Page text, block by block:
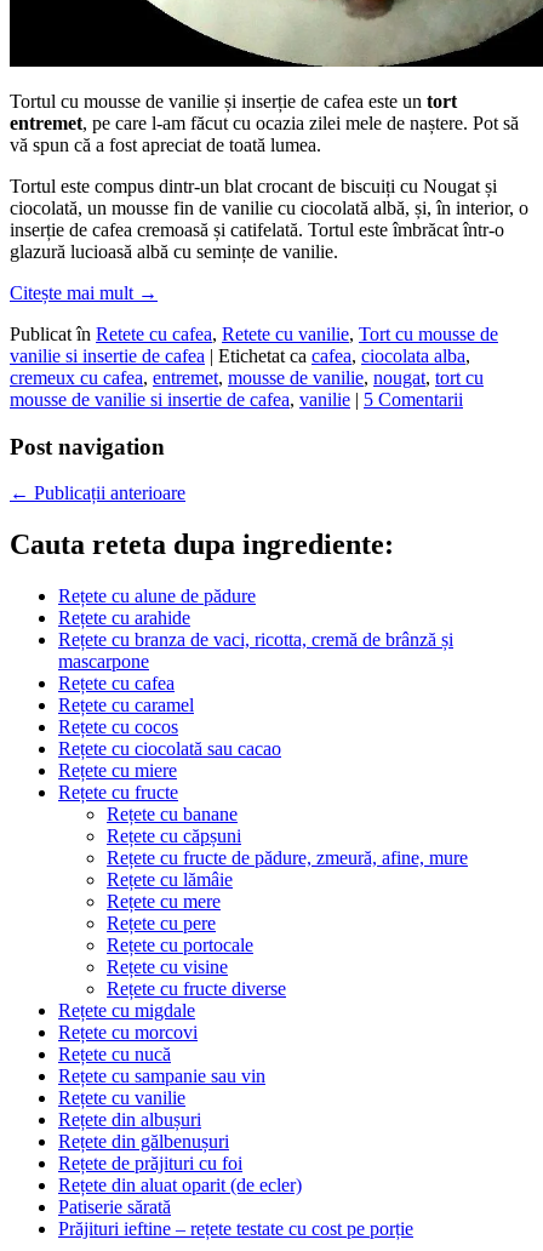
Tortul cu mousse de vanilie și inserție de cafea este un tort
entremet, pe care l-am făcut cu ocazia zilei mele de naștere. Pot să
vă spun că a fost apreciat de toată lumea.
Tortul este compus dintr-un blat crocant de biscuiți cu Nougat și
ciocolată, un mousse fin de vanilie cu ciocolată albă, și, în interior, o
inserție de cafea cremoasă și catifelată. Tortul este îmbrăcat într-o
glazură lucioasă albă cu semințe de vanilie.
Citește mai mult →
Publicat în Retete cu cafea, Retete cu vanilie, Tort cu mousse de
vanilie si insertie de cafea | Etichetat ca cafea, ciocolata alba,
cremeux cu cafea, entremet, mousse de vanilie, nougat, tort cu
mousse de vanilie si insertie de cafea, vanilie | 5 Comentarii
Post navigation
← Publicații anterioare
Cauta reteta dupa ingrediente:
Rețete cu alune de pădure
Rețete cu arahide
Rețete cu branza de vaci, ricotta, cremă de brânză și
mascarpone
Rețete cu cafea
Rețete cu caramel
Rețete cu cocos
Rețete cu ciocolată sau cacao
Rețete cu miere
Rețete cu fructe
Rețete cu banane
Rețete cu căpșuni
Rețete cu fructe de pădure, zmeură, afine, mure
Rețete cu lămâie
Rețete cu mere
Rețete cu pere
Rețete cu portocale
Rețete cu visine
Rețete cu fructe diverse
Rețete cu migdale
Rețete cu morcovi
Rețete cu nucă
Rețete cu sampanie sau vin
Rețete cu vanilie
Rețete din albușuri
Rețete din gălbenușuri
Rețete de prăjituri cu foi
Rețete din aluat oparit (de ecler)
Patiserie sărată
Prăjituri ieftine – rețete testate cu cost pe porție